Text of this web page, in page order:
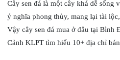
Cây sen đá là một cây khá dễ sống
ý nghĩa phong thủy, mang lại tài
Vậy cây sen đá mua ở đâu tại Bình
Cảnh KLPT tìm hiểu 10+ địa chỉ